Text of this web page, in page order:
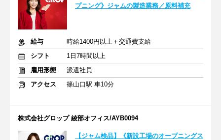
プニング》ジャムの製造業務／原料補充
給与
時給1400円以上＋交通費支給
シフト
1日7時間以上
雇用形態
派遣社員
アクセス
篠山口駅 車10分
株式会社グロップ 綾部オフィス/AYB0094
【ジャム検品】《新設工場のオープニングス